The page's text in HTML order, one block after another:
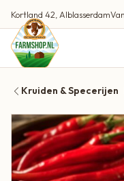
Kortland 42, Alblasserdam
Kruiden & Specerijen